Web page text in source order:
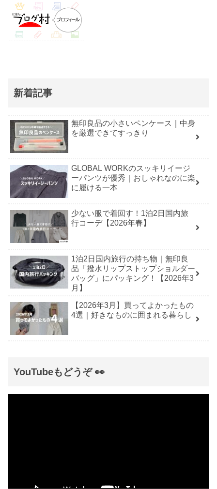
新着記事
無印良品の小さいペンケース｜中身
を厳選できてすっきり
GLOBAL WORKのスッキリイージ
ーパンツが優秀｜おしゃれなのに楽
に履ける一本
少ない服で着回す！1泊2日国内旅
行コーデ【2026年春】
1泊2日国内旅行の持ち物｜無印良
品「撥水リップストップショルダー
バッグ」にパッキング！【2026年3
月】
【2026年3月】買ってよかったもの
4選｜好きなものに囲まれる暮らし
YouTubeもどうぞ 👀